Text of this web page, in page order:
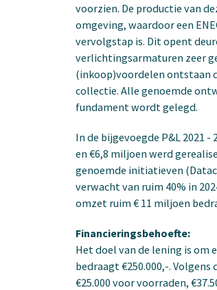
voorzien. De productie van
omgeving, waardoor een
vervolgstap is. Dit opent
verlichtingsarmaturen zeer
(inkoop)voordelen ontstaan
collectie. Alle genoemde
fundament wordt gelegd.
In de bijgevoegde P&L 2021
en €6,8 miljoen werd
genoemde initiatieven
verwacht van ruim 40% in
omzet ruim € 11 miljoen
Financieringsbehoefte:
Het doel van de lening is
bedraagt €250.000,-.
€25.000 voor voorraden,